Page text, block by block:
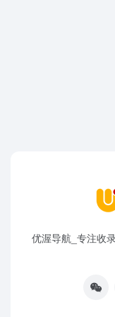
优渥导航_专注收